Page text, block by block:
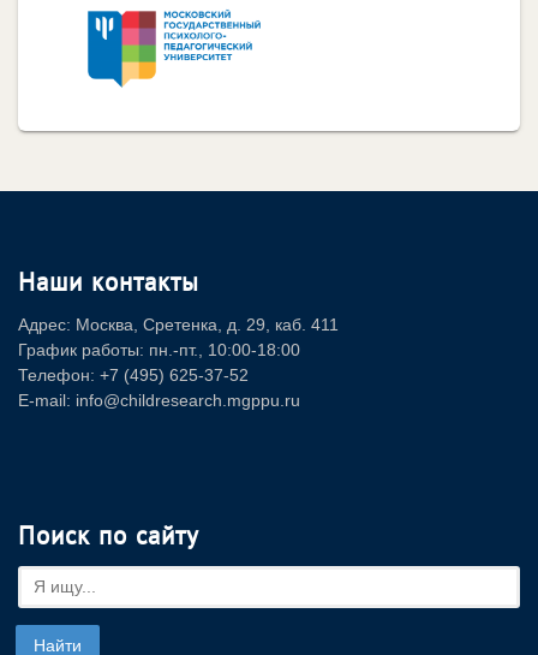
Наши контакты
Адрес: Москва, Сретенка, д. 29, каб. 411
График работы: пн.-пт., 10:00-18:00
Телефон: +7 (495) 625-37-52
E-mail: info@childresearch.mgppu.ru
Поиск по сайту